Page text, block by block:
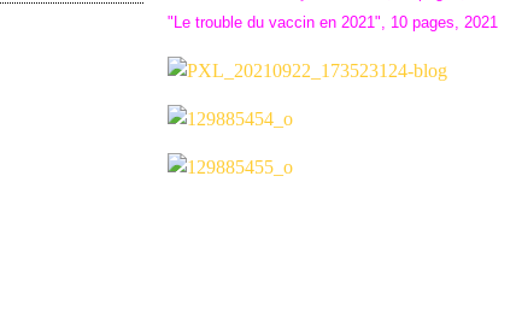
"Le trouble du vaccin en 2021", 10 pages, 2021